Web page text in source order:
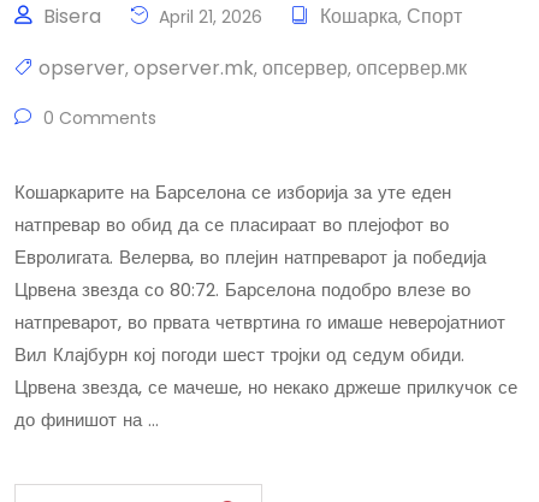
Bisera April 21, 2026 Кошарка, Спорт
opserver, opserver.mk, опсервер, опсервер.мк
0 Comments
Кошаркарите на Барселона се изборија за уте еден
натпревар во обид да се пласираат во плејофот во
Евролигата. Велерва, во плејин натпреварот ја победија
Црвена звезда со 80:72. Барселона подобро влезе во
натпреварот, во првата четвртина го имаше неверојатниот
Вил Клајбурн кој погоди шест тројки од седум обиди.
Црвена звезда, се мачеше, но некако држеше прилкучок се
до финишот на …